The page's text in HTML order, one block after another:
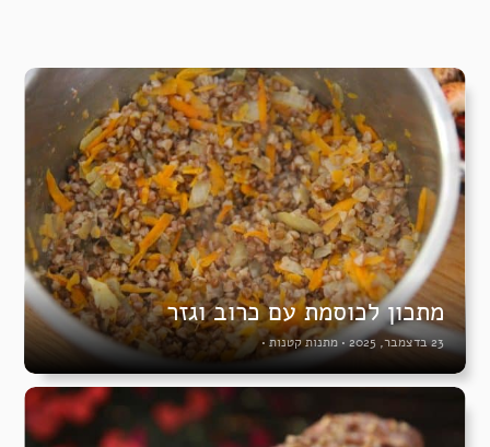
מתכון לכוסמת עם כרוב וגזר
23 בדצמבר, 2025 • מתנות קטנות •